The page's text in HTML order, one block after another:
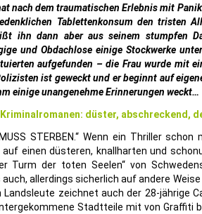
nach dem traumatischen Erlebnis mit
Tablettenkonsum den tristen
ihn dann aber aus seinem stumpfen
und Obdachlose einige Stockwerke
aufgefunden – die Frau wurde mit
ist geweckt und er beginnt auf
einige unangenehme Erinnerungen weckt…
Kriminalromanen: düster, abschreckend,
MUSS STERBEN.“ Wenn ein Thriller
einen düsteren, knallharten und
Turm der toten Seelen“ von
auch, allerdings sicherlich auf andere
Landsleute zeichnet auch der 28-jährige
Stadtteile mit von Graffiti